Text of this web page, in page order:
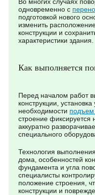
одновременно с
подготовкой нового
изменить
конструкции и
характеристики здания.
Как выполняется
Перед началом работ
конструкции,
необходимости
строение фиксируется
аккуратно
специального
Технология
дома, особенностей
фундамента и угла
специалисты
положение строения,
конструкции и